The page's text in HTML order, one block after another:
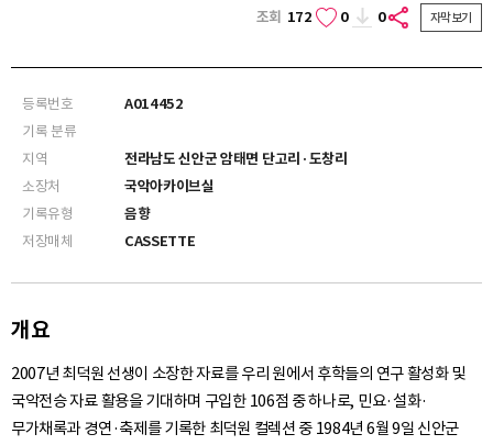
조회 172 0 0 자막보기
등록번호
A014452
기록 분류
지역
전라남도 신안군 암태면 단고리·도창리
소장처
국악아카이브실
기록유형
음향
저장매체
CASSETTE
개요
2007년 최덕원 선생이 소장한 자료를 우리 원에서 후학들의 연구 활성화 및
국악전승 자료 활용을 기대하며 구입한 106점 중 하나로, 민요·설화·
무가채록과 경연·축제를 기록한 최덕원 컬렉션 중 1984년 6월 9일 신안군